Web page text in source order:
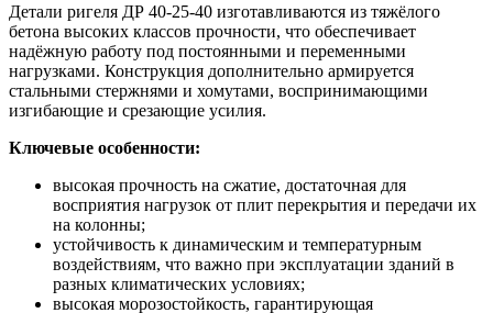
Детали ригеля ДР 40-25-40 изготавливаются из тяжёлого
бетона высоких классов прочности, что обеспечивает
надёжную работу под постоянными и переменными
нагрузками. Конструкция дополнительно армируется
стальными стержнями и хомутами, воспринимающими
изгибающие и срезающие усилия.
Ключевые особенности:
высокая прочность на сжатие, достаточная для
восприятия нагрузок от плит перекрытия и передачи их
на колонны;
устойчивость к динамическим и температурным
воздействиям, что важно при эксплуатации зданий в
разных климатических условиях;
высокая морозостойкость, гарантирующая